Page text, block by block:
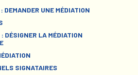
DEMANDER UNE MÉDIATION
DÉSIGNER LA MÉDIATION
SIGNATAIRES